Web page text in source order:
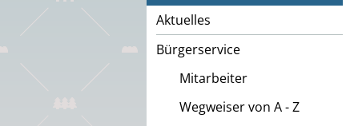
Aktuelles
Bürgerservice
Mitarbeiter
Wegweiser von A - Z